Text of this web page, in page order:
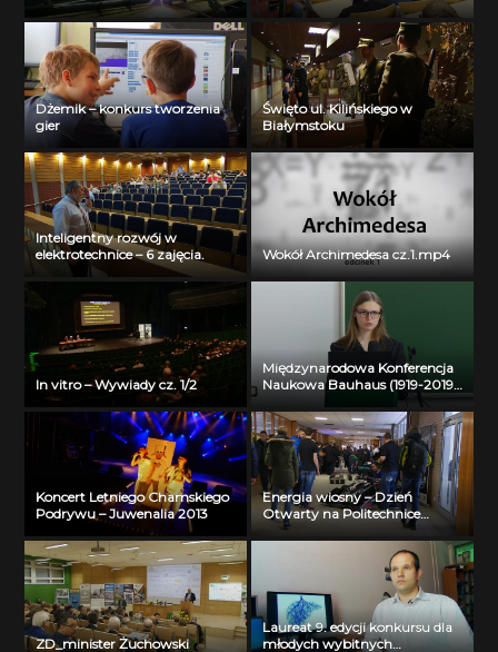
Dżemik – konkurs tworzenia
gier
Święto ul. Kilińskiego w
Białymstoku
Inteligentny rozwój w
elektrotechnice – 6 zajęcia.
Wokół Archimedesa cz.1.mp4
In vitro – Wywiady cz. 1/2
Międzynarodowa Konferencja
Naukowa Bauhaus (1919-2019)
Past – Present – Future – Liva
Garkaje
Koncert Letniego Chamskiego
Podrywu – Juwenalia 2013
Energia wiosny – Dzień
Otwarty na Politechnice
Białostockiej
ZD_minister Żuchowski
Laureat 9. edycji konkursu dla
młodych wybitnych